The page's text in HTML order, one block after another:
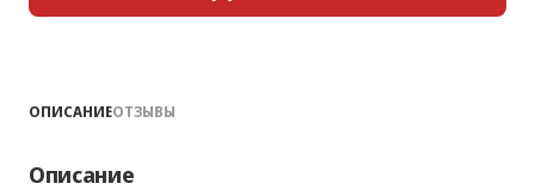
ОПИСАНИЕОТЗЫВЫ
Описание